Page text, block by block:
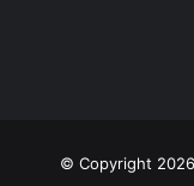
© Copyright